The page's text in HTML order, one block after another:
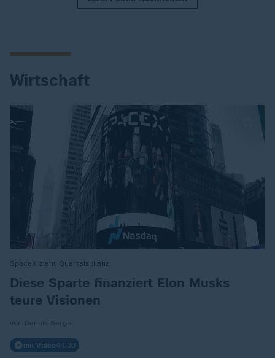
Wirtschaft
SpaceX zieht Quartalsbilanz
:
Diese Sparte finanziert Elon Musks
teure Visionen
mit Video44:30